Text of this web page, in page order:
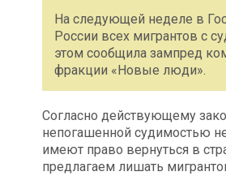
На следующей неделе в
России всех мигрантов с
этом сообщила зампред
фракции «Новые люди».
Согласно действующему
непогашенной судимостью
имеют право вернуться в
предлагаем лишать